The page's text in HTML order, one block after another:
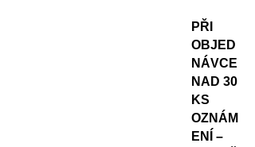
PŘI
OBJED
NÁVCE
NAD 30
KS
OZNÁM
ENÍ –